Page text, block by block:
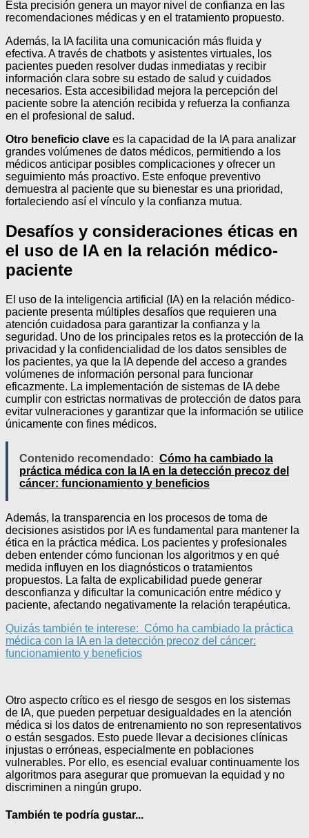
Esta precisión genera un mayor nivel de confianza en las
recomendaciones médicas y en el tratamiento propuesto.
Además, la IA facilita una comunicación más fluida y
efectiva. A través de chatbots y asistentes virtuales, los
pacientes pueden resolver dudas inmediatas y recibir
información clara sobre su estado de salud y cuidados
necesarios. Esta accesibilidad mejora la percepción del
paciente sobre la atención recibida y refuerza la confianza
en el profesional de salud.
Otro beneficio clave es la capacidad de la IA para analizar
grandes volúmenes de datos médicos, permitiendo a los
médicos anticipar posibles complicaciones y ofrecer un
seguimiento más proactivo. Este enfoque preventivo
demuestra al paciente que su bienestar es una prioridad,
fortaleciendo así el vínculo y la confianza mutua.
Desafíos y consideraciones éticas en
el uso de IA en la relación médico-
paciente
El uso de la inteligencia artificial (IA) en la relación médico-
paciente presenta múltiples desafíos que requieren una
atención cuidadosa para garantizar la confianza y la
seguridad. Uno de los principales retos es la protección de la
privacidad y la confidencialidad de los datos sensibles de
los pacientes, ya que la IA depende del acceso a grandes
volúmenes de información personal para funcionar
eficazmente. La implementación de sistemas de IA debe
cumplir con estrictas normativas de protección de datos para
evitar vulneraciones y garantizar que la información se utilice
únicamente con fines médicos.
Contenido recomendado: Cómo ha cambiado la
práctica médica con la IA en la detección precoz del
cáncer: funcionamiento y beneficios
Además, la transparencia en los procesos de toma de
decisiones asistidos por IA es fundamental para mantener la
ética en la práctica médica. Los pacientes y profesionales
deben entender cómo funcionan los algoritmos y en qué
medida influyen en los diagnósticos o tratamientos
propuestos. La falta de explicabilidad puede generar
desconfianza y dificultar la comunicación entre médico y
paciente, afectando negativamente la relación terapéutica.
Quizás también te interese: Cómo ha cambiado la práctica
médica con la IA en la detección precoz del cáncer:
funcionamiento y beneficios
Otro aspecto crítico es el riesgo de sesgos en los sistemas
de IA, que pueden perpetuar desigualdades en la atención
médica si los datos de entrenamiento no son representativos
o están sesgados. Esto puede llevar a decisiones clínicas
injustas o erróneas, especialmente en poblaciones
vulnerables. Por ello, es esencial evaluar continuamente los
algoritmos para asegurar que promuevan la equidad y no
discriminen a ningún grupo.
También te podría gustar...